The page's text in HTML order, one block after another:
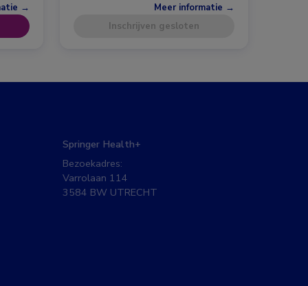
→
Meer informatie →
Inschrijven gesloten
Springer Health+
Bezoekadres:
Varrolaan 114
3584 BW UTRECHT